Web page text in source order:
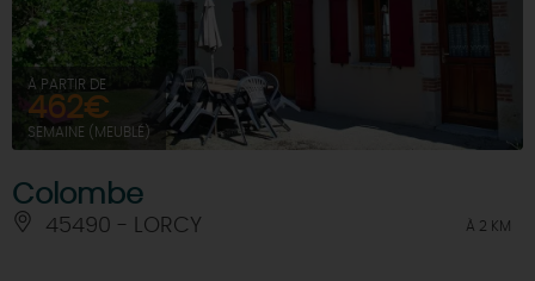
À PARTIR DE
462€
SEMAINE (MEUBLÉ)
Colombe
45490 - LORCY À 2 KM